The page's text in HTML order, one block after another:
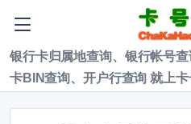
银行卡归属地查询、银行帐号
卡BIN查询、开户行查询 就上